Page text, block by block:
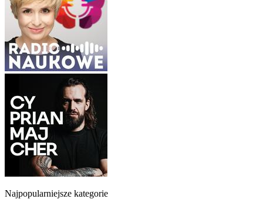
Najpopularniejsze kategorie